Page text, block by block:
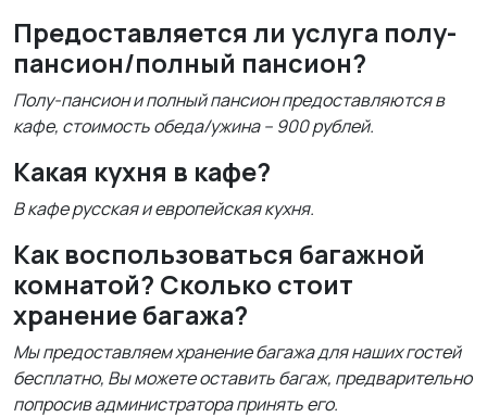
Предоставляется ли услуга полу-
пансион/полный пансион?
Полу-пансион и полный пансион предоставляются в
кафе, стоимость обеда/ужина – 900 рублей.
Какая кухня в кафе?
В кафе русская и европейская кухня.
Как воспользоваться багажной
комнатой? Сколько стоит
хранение багажа?
Мы предоставляем хранение багажа для наших гостей
бесплатно, Вы можете оставить багаж, предварительно
попросив администратора принять его.